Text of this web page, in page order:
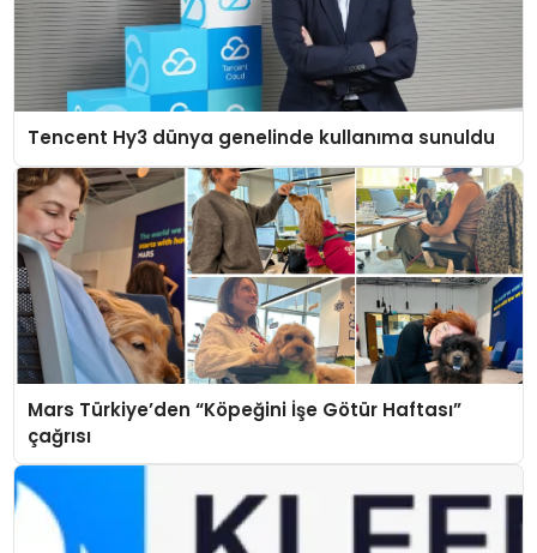
Tencent Hy3 dünya genelinde kullanıma sunuldu
Mars Türkiye’den “Köpeğini İşe Götür Haftası”
çağrısı